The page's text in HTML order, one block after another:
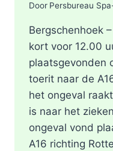
Door Persbureau
Bergschenhoek
kort voor 12.00
plaatsgevonden
toerit naar de
het ongeval
is naar het
ongeval vond
A16 richting